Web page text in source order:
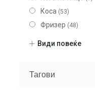
Коса (53)
Фризер (48)
(20)
После бричење
Види повеќе
Тагови